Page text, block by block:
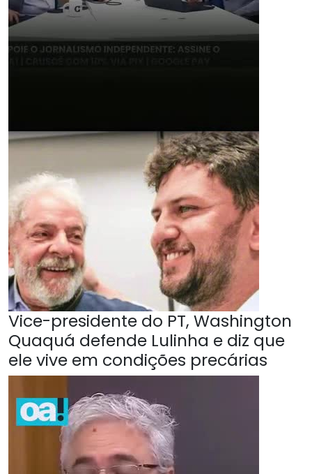
Vice-presidente do PT, Washington
Quaquá defende Lulinha e diz que
ele vive em condições precárias